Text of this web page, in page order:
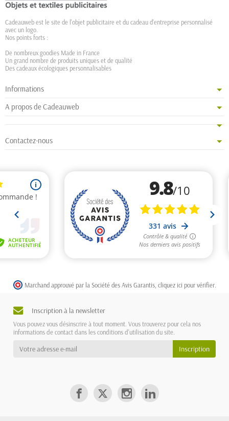
Cadeauweb est le site de l'objet publicitaire et du cadeau d'entreprise personnalisé
avec un logo.
Nos points forts :
De nombreux goodies Made in France
Un grand nombre de produits uniques et de qualité
Des cadeaux écologiques personnalisables
Informations
A propos de Cadeauweb
Contactez-nous
Marchand approuvé par la Société des Avis Garantis, cliquez ici pour vérifier
Inscription à la newsletter
Vous pouvez vous désinscrire à tout moment. Vous trouverez pour cela nos
informations de contact dans les conditions d'utilisation du site.